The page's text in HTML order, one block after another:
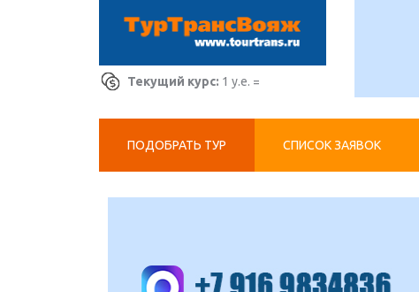
Текущий курс: 1 у.е. =
ПОДОБРАТЬ ТУР СПИСОК ЗАЯВОК